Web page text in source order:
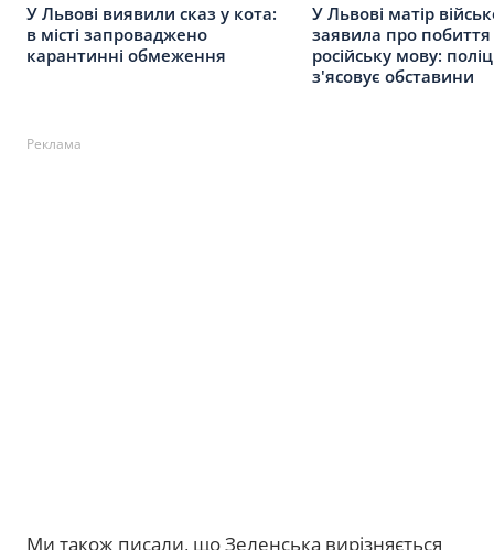
У Львові виявили сказ у кота:
в місті запроваджено
карантинні обмеження
У Львові матір
заявила про
російську мову:
з'ясовує обставини
Реклама
Ми також писали, що Зеленська вирізняється